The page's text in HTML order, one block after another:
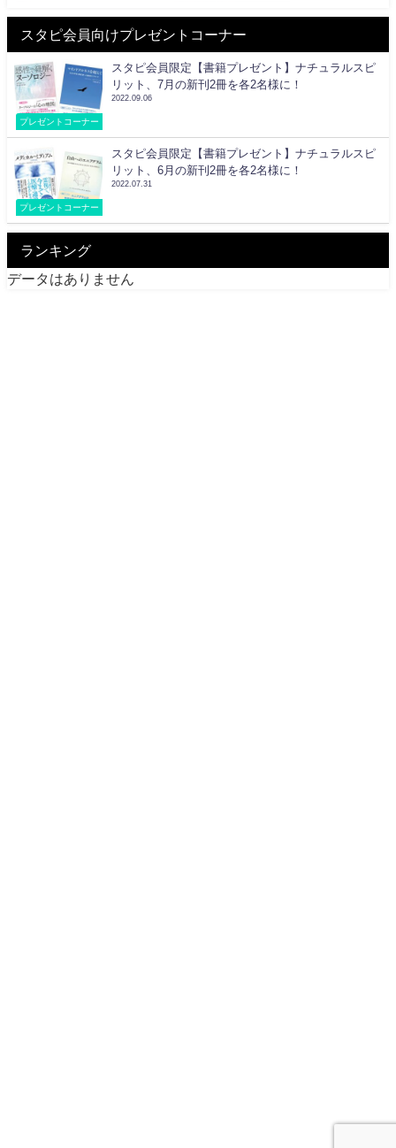
スタピ会員向けプレゼントコーナー
プレゼントコーナー
スタピ会員限定【書籍プレゼント】ナチュラルスピ
リット、7月の新刊2冊を各2名様に！
2022.09.06
プレゼントコーナー
スタピ会員限定【書籍プレゼント】ナチュラルスピ
リット、6月の新刊2冊を各2名様に！
2022.07.31
ランキング
データはありません